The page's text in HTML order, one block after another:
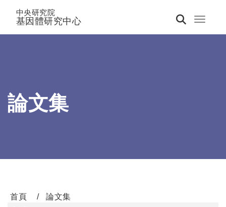
Toggle
中央研究院
基因體研究中心
論文集
首頁
論文集